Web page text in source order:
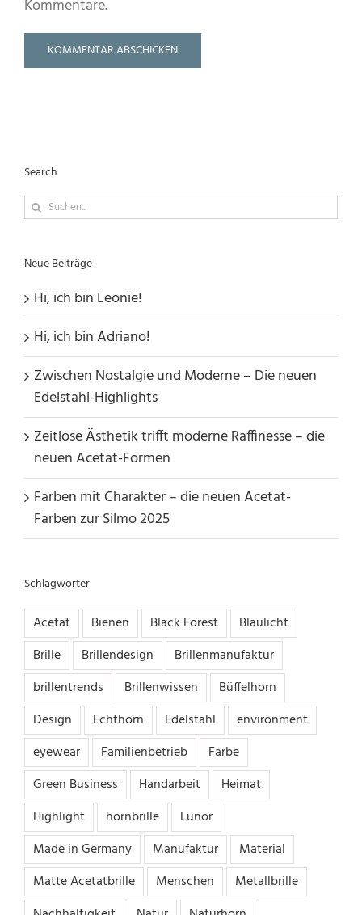
Kommentare.
Search
Suche
Neue Beiträge
Hi, ich bin Leonie!
Hi, ich bin Adriano!
Zwischen Nostalgie und Moderne – Die neuen
Edelstahl-Highlights
Zeitlose Ästhetik trifft moderne Raffinesse – die
neuen Acetat-Formen
Farben mit Charakter – die neuen Acetat-
Farben zur Silmo 2025
Schlagwörter
Acetat Bienen Black Forest
Blaulicht
Brille
Brillendesign
Brillenmanufaktur
brillentrends
Brillenwissen
Büffelhorn
Design
Echthorn Edelstahl
environment
eyewear
Familienbetrieb
Farbe
Green Business
Handarbeit
Heimat
Highlight
hornbrille
Lunor
Made in Germany
Manufaktur
Material
Matte Acetatbrille
Menschen
Metallbrille